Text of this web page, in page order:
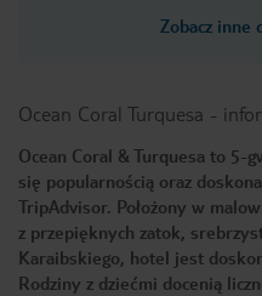
Zobacz inne
Ocean Coral Turquesa -
Ocean Coral & Turquesa to 5-
się popularnością oraz
TripAdvisor. Położony w
z przepięknych zatok,
Karaibskiego, hotel jest
Rodziny z dziećmi docenią